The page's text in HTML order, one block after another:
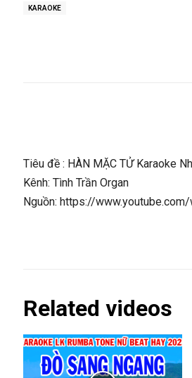
KARAOKE
Tiêu đề : HÀN MẶC TỬ Karaoke
Kênh: Tình Trần Organ
Nguồn: https://
Related videos